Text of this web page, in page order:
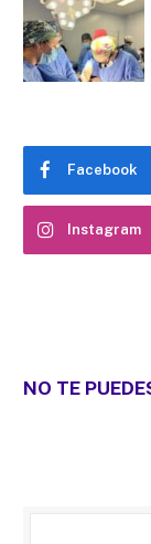
Facebook
Instagram
NO TE